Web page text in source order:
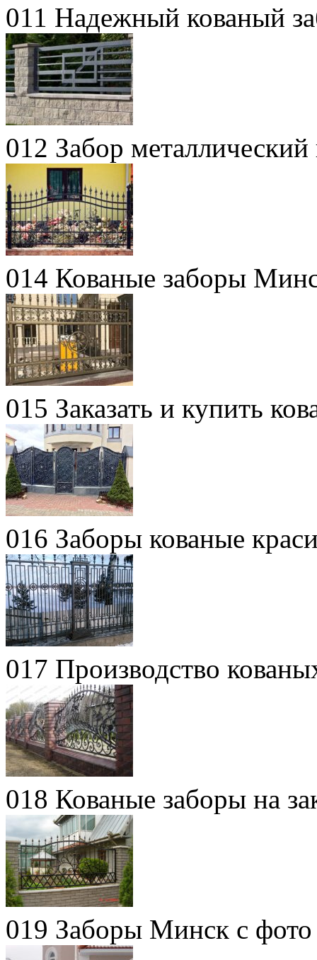
011 Надежный кованый
012 Забор
014 Кованые заборы
015 Заказать и купить
016 Заборы кованые
017 Производство
018 Кованые заборы на
019 Заборы Минск с